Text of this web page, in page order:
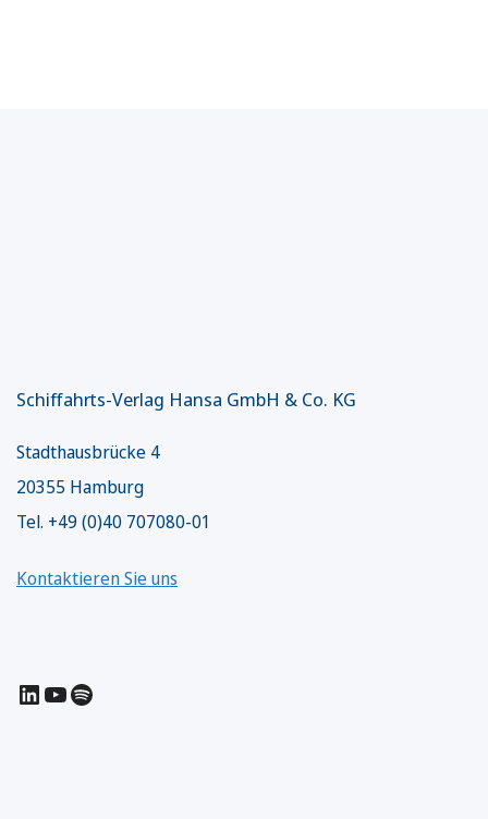
Schiffahrts-Verlag Hansa GmbH & Co. KG
Stadthausbrücke 4
20355 Hamburg
Tel. +49 (0)40 707080-01
Kontaktieren Sie uns
LinkedIn
YouTube
Spotify